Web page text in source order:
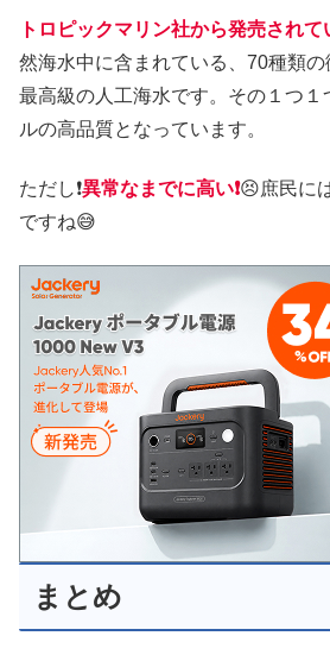
トロピックマリン社から発売され
然海水中に含まれている、70種類
最高級の人工海水です。その１つ１
ルの高品質となっています。
ただし❗異常なまでに高い❗😣庶民に
ですね😅
まとめ